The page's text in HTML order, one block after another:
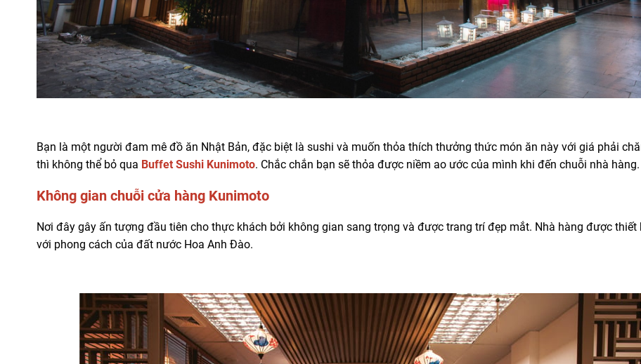
Bạn là một người đam mê đồ ăn Nhật Bản, đặc biệt là sushi và muốn thỏa thích thưởng thức món ăn này với giá phải
thì không thể bỏ qua Buffet Sushi Kunimoto. Chắc chắn bạn sẽ thỏa được niềm ao ước của mình khi đến chuỗi nhà hàng.
Không gian chuỗi cửa hàng Kunimoto
Nơi đây gây ấn tượng đầu tiên cho thực khách bởi không gian sang trọng và được trang trí đẹp mắt. Nhà hàng được thiết
với phong cách của đất nước Hoa Anh Đào.